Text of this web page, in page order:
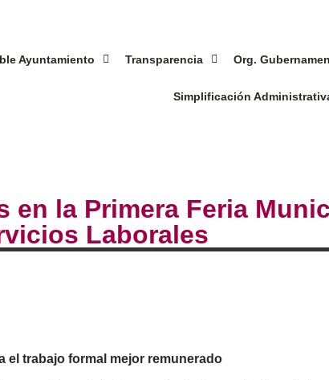
Ayuntamiento Transparencia Org.
Simplificación
en la Primera Feria
Laborales
el trabajo formal mejor remunerado